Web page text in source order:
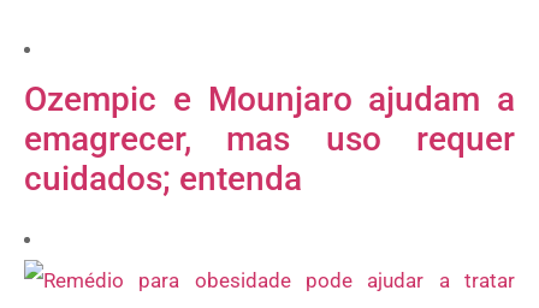
Ozempic e Mounjaro ajudam a
emagrecer, mas uso requer
cuidados; entenda